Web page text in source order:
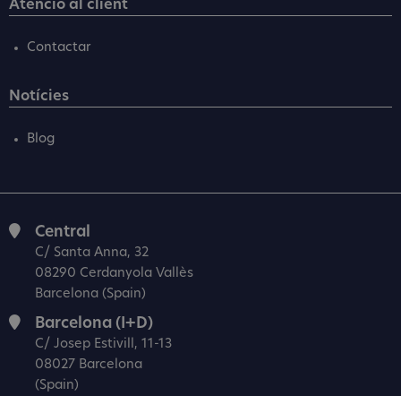
Atenció al client
Contactar
Notícies
Blog
Central
C/ Santa Anna, 32
08290 Cerdanyola Vallès
Barcelona (Spain)
Barcelona (I+D)
C/ Josep Estivill, 11-13
08027 Barcelona
(Spain)